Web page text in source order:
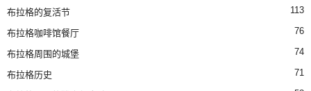
布拉格的复活节 113
布拉格咖啡馆餐厅 76
布拉格周围的城堡 74
布拉格历史 71